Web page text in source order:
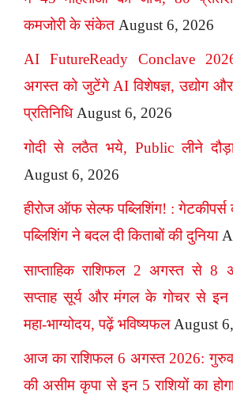
कमजोरी के संकेत August 6, 2026
AI FutureReady Conclave
अगस्त को जुटेंगे AI विशेषज्ञ, उद्योग
प्रतिनिधि August 6, 2026
गोदी से लठैत भये, Public लीने
August 6, 2026
हीरोज ऑफ सेल्फ पब्लिशिंग! :
पब्लिशिंग ने बदल दी किताबों की दुनिया
साप्ताहिक राशिफल 2 अगस्त से 8
सप्ताह सूर्य और मंगल के गोचर से इन 5
महा-भाग्योदय, पढ़ें भविष्यफल August
आज का राशिफल 6 अगस्त 2026:
की असीम कृपा से इन 5 राशियों का